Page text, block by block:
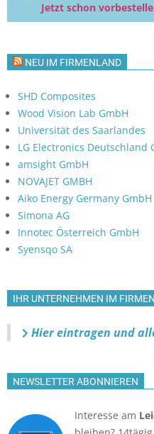
Jetzt schon
NEU IM FIRMENLAND
SHD Composites
Wood Vision Lab GmbH
Universität des Saarlandes
LG Electronics Deutschland
amsight GmbH
NOVAJET GMBH
Aiko Energy Germany GmbH
Simona AG
Innotec Österreich GmbH
Syensqo SA
IHR UNTERNEHMEN IM
Hier eintragen und
NEWSLETTER ABONNIEREN
Interesse am